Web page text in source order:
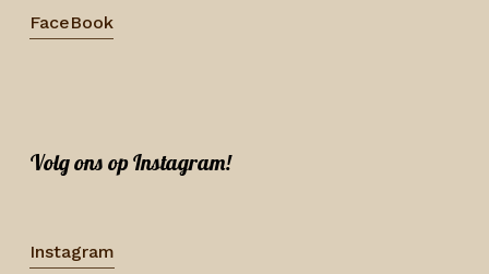
FaceBook
Volg ons op Instagram!
Instagram